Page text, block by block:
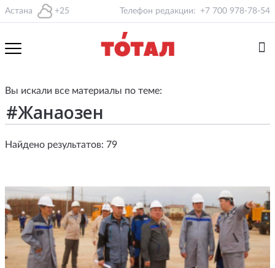
Астана +25 Телефон редакции: +7 700 978-78-54
Вы искали все материалы по теме:
Найдено результатов: 79